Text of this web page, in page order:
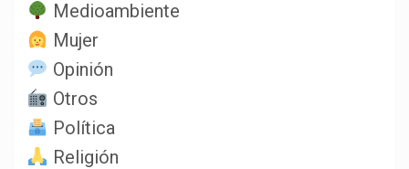
Medioambiente
Mujer
Opinión
Otros
Política
Religión